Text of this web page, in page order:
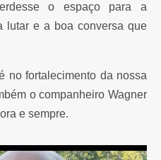
o espaço para a
lutar e a boa conversa que
no fortalecimento da nossa
o companheiro Wagner
e sempre.